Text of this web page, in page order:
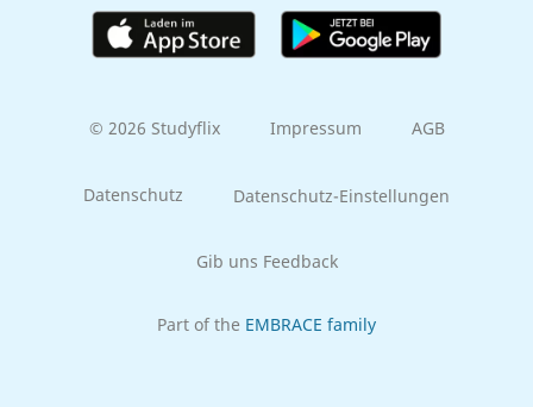
© 2026 Studyflix Impressum AGB
Datenschutz Datenschutz-Einstellungen
Gib uns Feedback
Part of the EMBRACE family